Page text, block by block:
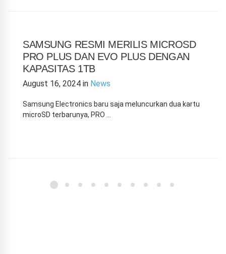
SAMSUNG RESMI MERILIS MICROSD
PRO PLUS DAN EVO PLUS DENGAN
KAPASITAS 1TB
August 16, 2024 in News
Samsung Electronics baru saja meluncurkan dua kartu
microSD terbarunya, PRO …